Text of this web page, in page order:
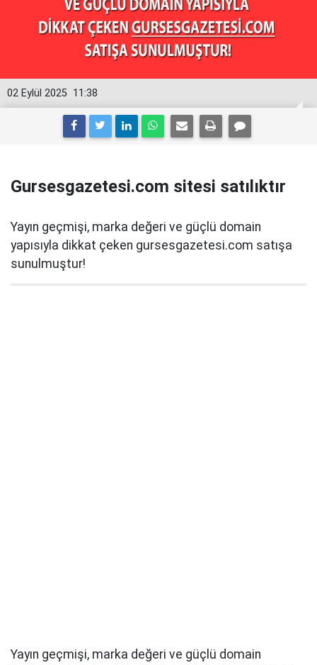
11:38
02 Eylül 2025
Gursesgazetesi.com sitesi satılıktır
Yayın geçmişi, marka değeri ve güçlü domain
yapısıyla dikkat çeken gursesgazetesi.com satışa
sunulmuştur!
Yayın geçmişi, marka değeri ve güçlü domain